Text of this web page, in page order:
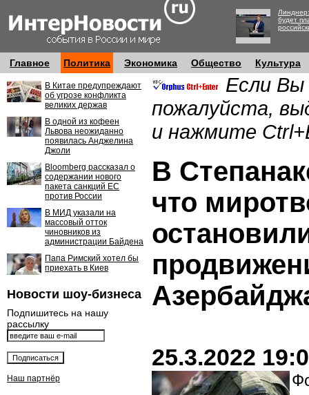
будет
Главное Политика Экономика Общество Культура
В Китае предупреждают
об угрозе конфликта
великих держав
В одной из кофеен
Львова неожиданно
появилась Анджелина
Джоли
Bloomberg рассказал о
содержании нового
пакета санкций ЕС
против России
В МИД указали на
массовый отток
чиновников из
администрации Байдена
Папа Римский хотел бы
приехать в Киев
Новости шоу-бизнеса
Подпишитесь на нашу
рассылку
Наш партнёр
Если Вы
пожалуйста,
и нажмите
В
что
25.3.2022